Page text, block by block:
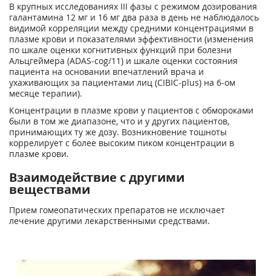
В крупных исследованиях III фазы с режимом дозирования
галантамина 12 мг и 16 мг два раза в день не наблюдалось
видимой корреляции между средними концентрациями в
плазме крови и показателями эффективности (изменения
по шкале оценки когнитивных функций при болезни
Альцгеймера (ADAS-cog/11) и шкале оценки состояния
пациента на основании впечатлений врача и
ухаживающих за пациентами лиц (CIBIC-plus) на 6-ом
месяце терапии).
Концентрации в плазме крови у пациентов с обмороками
были в том же диапазоне, что и у других пациентов,
принимающих ту же дозу. Возникновение тошноты
коррелирует с более высоким пиком концентрации в
плазме крови.
Взаимодействие с другими
веществами
Прием гомеопатических препаратов не исключает
лечение другими лекарственными средствами.